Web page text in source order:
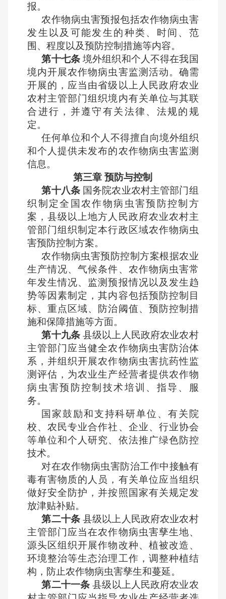
报。
农作物病虫害预报包括农作物病虫害
发生以及可能发生的种类、时间、范
围、程度以及预防控制措施等内容。
第十七条境外组织和个人不得在我国
境内开展农作物病虫害监测活动。确需
开展的，应当由省级以上人民政府农业
农村主管部门组织境内有关单位与其联
合进行，并遵守有关法律、法规的规
定。
任何单位和个人不得擅自向境外组织
和个人提供未发布的农作物病虫害监测
信息。
第三章 预防与控制
第十八条国务院农业农村主管部门组
织制定全国农作物病虫害预防控制方
案，县级以上地方人民政府农业农村主
管部门组织制定本行政区域农作物病虫
害预防控制方案。
农作物病虫害预防控制方案根据农业
生产情况、气候条件、农作物病虫害常
年发生情况、监测预报情况以及发生趋
势等因素制定，其内容包括预防控制目
标、重点区域、防治阈值、预防控制措
施和保障措施等方面。
第十九条县级以上人民政府农业农村
主管部门应当健全农作物病虫害防治体
系，并组织开展农作物病虫害抗药性监
测评估，为农业生产经营者提供农作物
病虫害预防控制技术培训、指导、服
务。
国家鼓励和支持科研单位、有关院
校、农民专业合作社、企业、行业协会
等单位和个人研究、依法推广绿色防控
技术。
对在农作物病虫害防治工作中接触有
毒有害物质的人员，有关单位应当组织
做好安全防护，并按照国家有关规定发
放津贴补贴。
第二十条县级以上人民政府农业农村
主管部门应当在农作物病虫害孳生地、
源头区组织开展作物改种、植被改造、
环境整治等生态治理工作，调整种植结
构，防止农作物病虫害孳生和蔓延。
第二十一条 县级以上人民政府农业农